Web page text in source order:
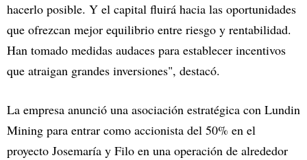
hacerlo posible. Y el capital fluirá hacia las oportunidades
que ofrezcan mejor equilibrio entre riesgo y rentabilidad.
Han tomado medidas audaces para establecer incentivos
que atraigan grandes inversiones", destacó.
La empresa anunció una asociación estratégica con Lundin
Mining para entrar como accionista del 50% en el
proyecto Josemaría y Filo en una operación de alrededor